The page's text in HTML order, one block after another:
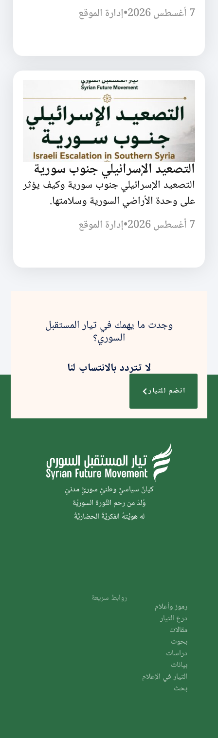
7 أغسطس 2026
•إدارة الموقع
التصعيد الإسرائيلي جنوب سورية
التصعيد الإسرائيلي جنوب سورية وكيف يؤثر
على وحدة الأراضي السورية وسلامتها.
7 أغسطس 2026
•إدارة الموقع
وجدت ما يهمك في تيار المستقبل
السوري؟
لا تتردد بالانتساب لنا
انضم للتيار
كيانٌ سياسيٌّ وطنيٌّ سوريٌّ مدنيّ
وُلدَ من رحم الثَّورة السوريَّة
له هويَّتهُ الفكريَّةُ الحضاريَّةُ
روابط سريعة
رموز وأعلام
درع التيار
مقالات
بحوث
دراسات
بيانات
التيار في الإعلام
بحث